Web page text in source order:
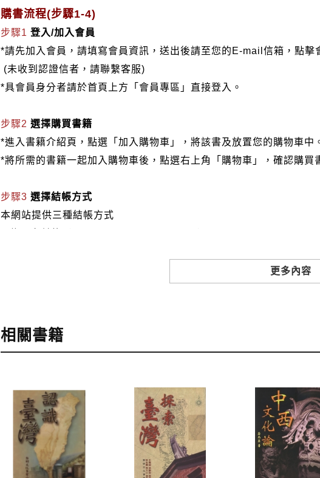
購書流程(步驟1-4)
步驟1 登入/加入會員
*請先加入會員，請填寫會員資訊，送出後請至您的E-mail信箱，點擊
(未收到認證信者，請聯繫客服)
*具會員身分者請於首頁上方「會員專區」直接登入。
步驟2 選擇購買書籍
*進入書籍介紹頁，點選「加入購物車」，將該書及放置您的購物車中
*將所需的書籍一起加入購物車後，點選右上角「購物車」，確認購買
步驟3 選擇結帳方式
本網站提供三種結帳方式
3.郵局劃撥: 選擇郵局劃撥時，請於三日內至郵局填寫劃撥單，匯款
訂購完成後，可至會員專區查詢「我的訂單」，查詢訂單處理的狀態。
，訂購後48小時內回覆運費於訂單中。
*離島及海外地區的運費將由專人估價，訂購後48小時內回覆運費於
問題請洽客服中心。
寄送說明:
更多內容
相關書籍